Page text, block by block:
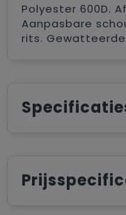
Polyester 600D.
Aanpasbare
rits.